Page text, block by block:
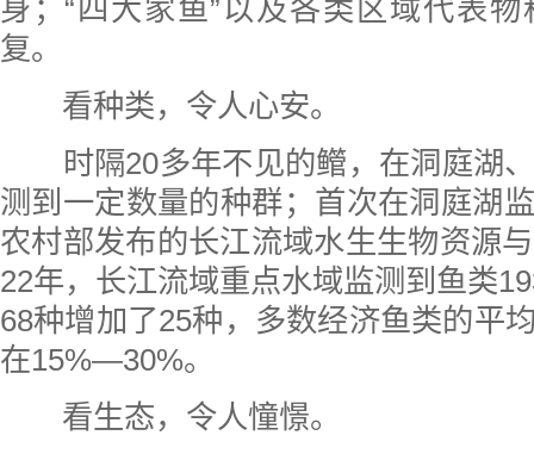
身；“四大家鱼”以及各类区域代表
复。
看种类，令人心安。
时隔20多年不见的鳤，在洞庭湖、
测到一定数量的种群；首次在洞庭湖
农村部发布的长江流域水生生物资源
22年，长江流域重点水域监测到鱼类
68种增加了25种，多数经济鱼类的平
在15%—30%。
看生态，令人憧憬。